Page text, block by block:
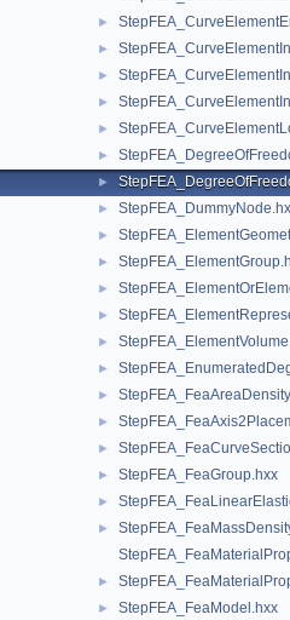
►
►
►
►
►
►
►
►
►
►
►
►
►
►
►
►
►
► StepFEA_FeaGroup.hxx
►
►
►
► StepFEA_FeaModel.hxx